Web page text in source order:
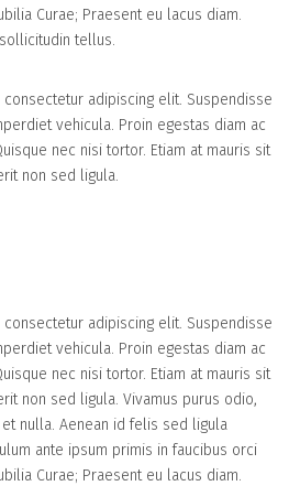
Curae; Praesent eu lacus diam.
tellus.
adipiscing elit. Suspendisse
vehicula. Proin egestas diam ac
nec nisi tortor. Etiam at mauris sit
non sed ligula.
adipiscing elit. Suspendisse
vehicula. Proin egestas diam ac
nec nisi tortor. Etiam at mauris sit
non sed ligula. Vivamus purus odio,
nulla. Aenean id felis sed ligula
ante ipsum primis in faucibus orci
Curae; Praesent eu lacus diam.